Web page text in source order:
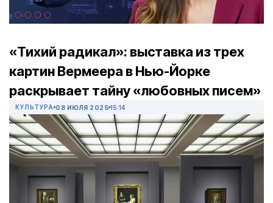
«Тихий радикал»: выставка из трех
картин Вермеера в Нью-Йорке
раскрывает тайну «любовных писем»
КУЛЬТУРА 08 ИЮЛЯ 2025 15:14